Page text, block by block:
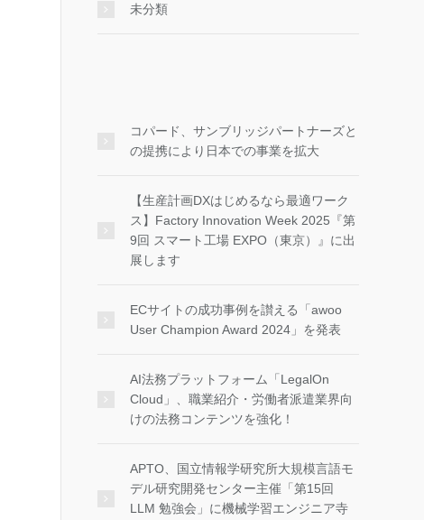
未分類
コパード、サンブリッジパートナーズと
の提携により日本での事業を拡大
【生産計画DXはじめるなら最適ワーク
ス】Factory Innovation Week 2025『第
9回 スマート工場 EXPO（東京）』に出
展します
ECサイトの成功事例を讃える「awoo
User Champion Award 2024」を発表
AI法務プラットフォーム「LegalOn
Cloud」、職業紹介・労働者派遣業界向
けの法務コンテンツを強化！
APTO、国立情報学研究所大規模言語モ
デル研究開発センター主催「第15回
LLM 勉強会」に機械学習エンジニア寺